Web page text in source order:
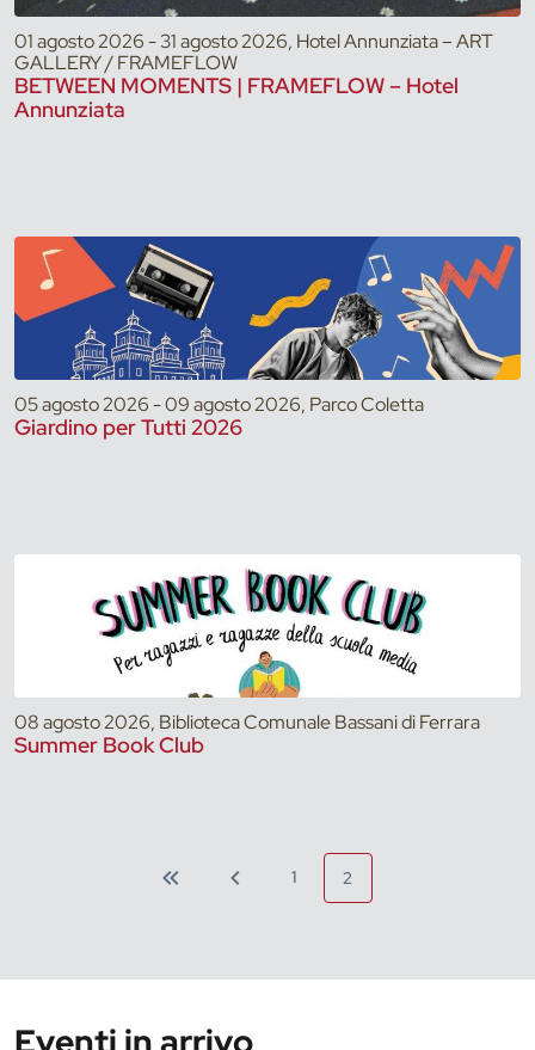
01 agosto 2026 - 31 agosto 2026, Hotel Annunziata – ART
GALLERY / FRAMEFLOW
BETWEEN MOMENTS | FRAMEFLOW – Hotel
Annunziata
05 agosto 2026 - 09 agosto 2026, Parco Coletta
Giardino per Tutti 2026
08 agosto 2026, Biblioteca Comunale Bassani di Ferrara
Summer Book Club
1 2